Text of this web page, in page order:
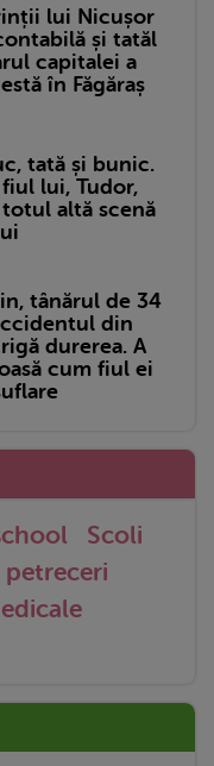
lui Nicușor
și tatăl
capitalei a
în Făgăraș
tată și bunic.
lui, Tudor,
altă scenă
tânărul de 34
din
durerea. A
cum fiul ei
Scoli
petreceri